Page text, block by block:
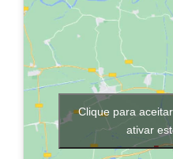
Clique para
ativar